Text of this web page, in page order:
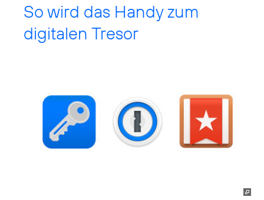
So wird das Handy zum
digitalen Tresor